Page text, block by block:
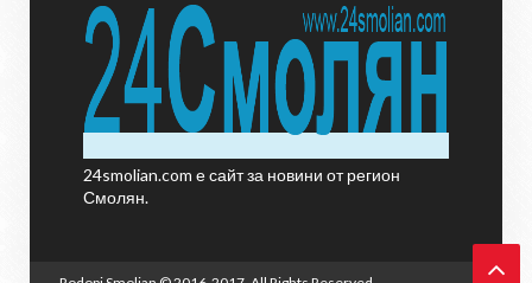
24smolian.com е сайт за новини от регион
Смолян.